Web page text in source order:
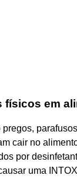
físicos em
cair no
por
uma